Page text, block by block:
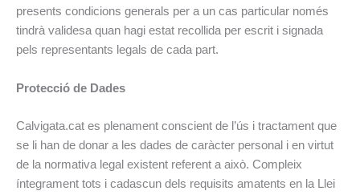
presents condicions generals per a un cas particular només
tindrà validesa quan hagi estat recollida per escrit i signada
pels representants legals de cada part.
Protecció de Dades
Calvigata.cat es plenament conscient de l’ús i tractament que
se li han de donar a les dades de caràcter personal i en virtut
de la normativa legal existent referent a això. Compleix
íntegrament tots i cadascun dels requisits amatents en la Llei